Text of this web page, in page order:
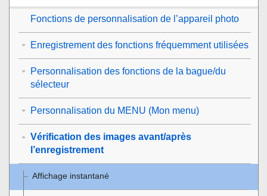
Fonctions de personnalisation de l’appareil photo
Enregistrement des fonctions fréquemment utilisées
Personnalisation des fonctions de la bague/du
sélecteur
Personnalisation du MENU (Mon menu)
Vérification des images avant/après
l’enregistrement
Affichage instantané